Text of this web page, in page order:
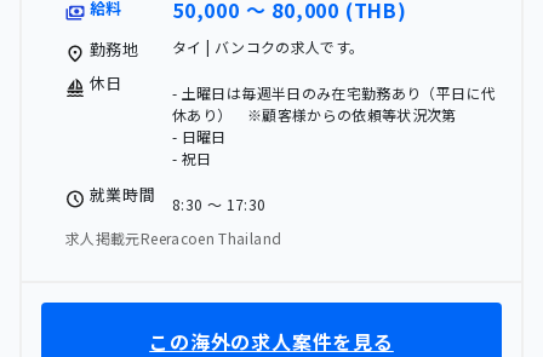
給料 50,000 〜 80,000 (THB)
勤務地 タイ | バンコクの求人です。
休日
- 土曜日は毎週半日のみ在宅勤務あり（平日に代
休あり） ※顧客様からの依頼等状況次第
- 日曜日
- 祝日
就業時間
8:30 〜 17:30
求人掲載元Reeracoen Thailand
この海外の求人案件を見る